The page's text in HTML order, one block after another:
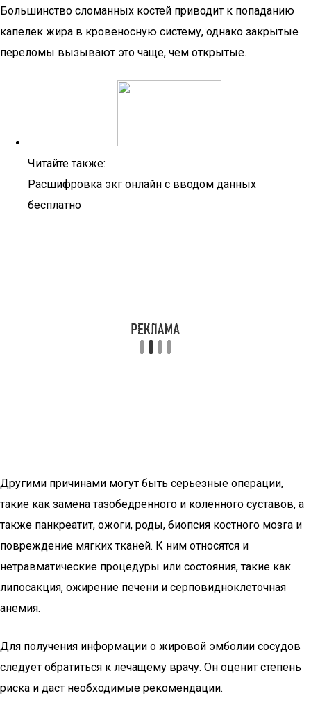
Большинство сломанных костей приводит к попаданию
капелек жира в кровеносную систему, однако закрытые
переломы вызывают это чаще, чем открытые.
Читайте также:
Расшифровка экг онлайн с вводом данных
бесплатно
Другими причинами могут быть серьезные операции,
такие как замена тазобедренного и коленного суставов, а
также панкреатит, ожоги, роды, биопсия костного мозга и
повреждение мягких тканей. К ним относятся и
нетравматические процедуры или состояния, такие как
липосакция, ожирение печени и серповидноклеточная
анемия.
Для получения информации о жировой эмболии сосудов
следует обратиться к лечащему врачу. Он оценит степень
риска и даст необходимые рекомендации.